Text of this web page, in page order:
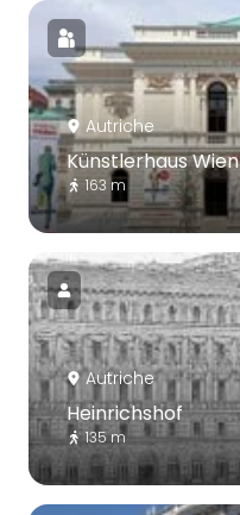
Autriche
Künstlerhaus Wien
163 m
Autriche
Heinrichshof
135 m